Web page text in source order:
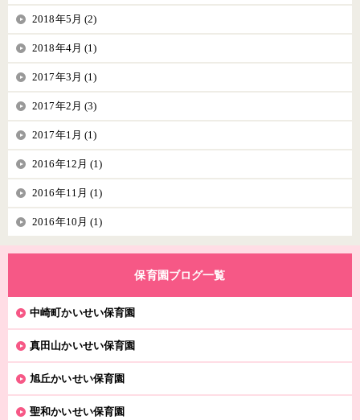
2018年5月 (2)
2018年4月 (1)
2017年3月 (1)
2017年2月 (3)
2017年1月 (1)
2016年12月 (1)
2016年11月 (1)
2016年10月 (1)
保育園ブログ一覧
中崎町かいせい保育園
真田山かいせい保育園
旭丘かいせい保育園
聖和かいせい保育園